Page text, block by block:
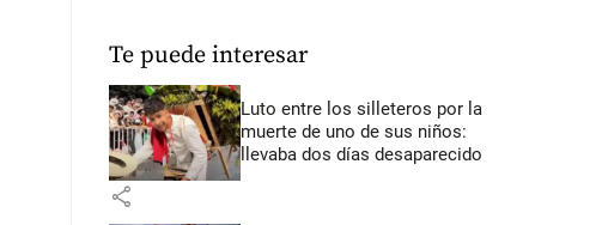
Te puede interesar
Luto entre los silleteros por la
muerte de uno de sus niños:
llevaba dos días desaparecido
share